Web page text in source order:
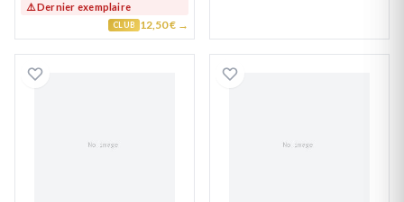
⚠️ Dernier exemplaire
CLUB 12,50 € →
Pendentif Or Lettre O